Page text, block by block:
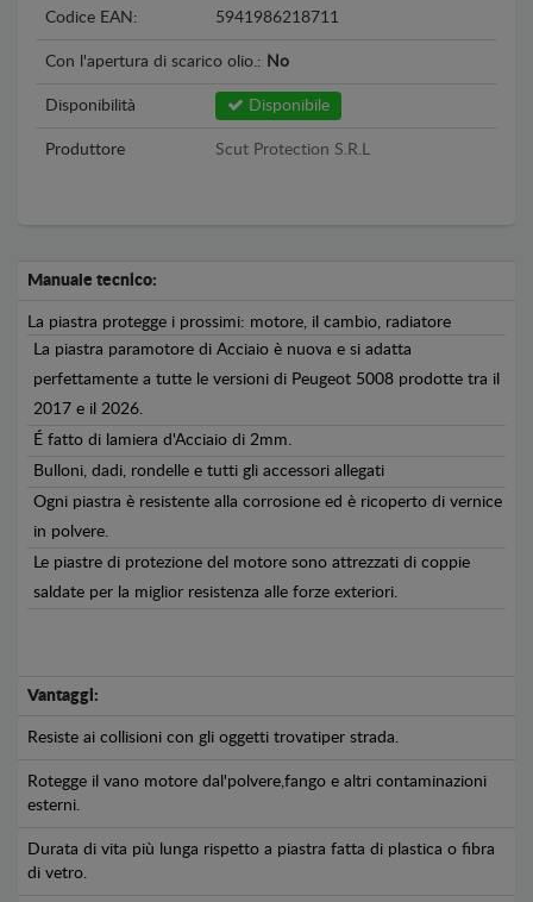
Codice EAN: 5941986218711
Con l'apertura di scarico olio.: No
Disponibilità Disponibile
Produttore Scut Protection S.R.L
Manuale tecnico:
La piastra protegge i prossimi: motore, il cambio, radiatore
La piastra paramotore di Acciaio è nuova e si adatta
perfettamente a tutte le versioni di Peugeot 5008 prodotte tra il
2017 e il 2026.
É fatto di lamiera d'Acciaio di 2mm.
Bulloni, dadi, rondelle e tutti gli accessori allegati
Ogni piastra è resistente alla corrosione ed è ricoperto di vernice
in polvere.
Le piastre di protezione del motore sono attrezzati di coppie
saldate per la miglior resistenza alle forze exteriori.
Vantaggi:
Resiste ai collisioni con gli oggetti trovatiper strada.
Rotegge il vano motore dal'polvere,fango e altri contaminazioni
esterni.
Durata di vita più lunga rispetto a piastra fatta di plastica o fibra
di vetro.